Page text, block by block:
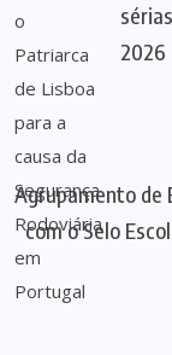
2026
Agrupamento de
com o Selo